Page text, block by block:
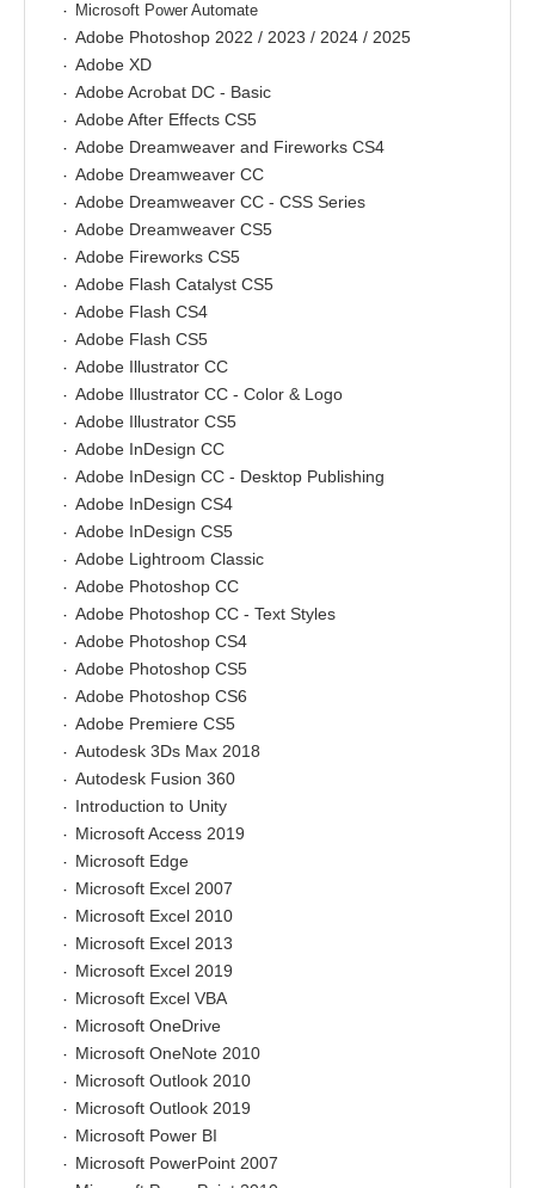
Microsoft Power Automate
Adobe Photoshop 2022 / 2023 / 2024 / 2025
Adobe XD
Adobe Acrobat DC - Basic
Adobe After Effects CS5
Adobe Dreamweaver and Fireworks CS4
Adobe Dreamweaver CC
Adobe Dreamweaver CC - CSS Series
Adobe Dreamweaver CS5
Adobe Fireworks CS5
Adobe Flash Catalyst CS5
Adobe Flash CS4
Adobe Flash CS5
Adobe Illustrator CC
Adobe Illustrator CC - Color & Logo
Adobe Illustrator CS5
Adobe InDesign CC
Adobe InDesign CC - Desktop Publishing
Adobe InDesign CS4
Adobe InDesign CS5
Adobe Lightroom Classic
Adobe Photoshop CC
Adobe Photoshop CC - Text Styles
Adobe Photoshop CS4
Adobe Photoshop CS5
Adobe Photoshop CS6
Adobe Premiere CS5
Autodesk 3Ds Max 2018
Autodesk Fusion 360
Introduction to Unity
Microsoft Access 2019
Microsoft Edge
Microsoft Excel 2007
Microsoft Excel 2010
Microsoft Excel 2013
Microsoft Excel 2019
Microsoft Excel VBA
Microsoft OneDrive
Microsoft OneNote 2010
Microsoft Outlook 2010
Microsoft Outlook 2019
Microsoft Power BI
Microsoft PowerPoint 2007